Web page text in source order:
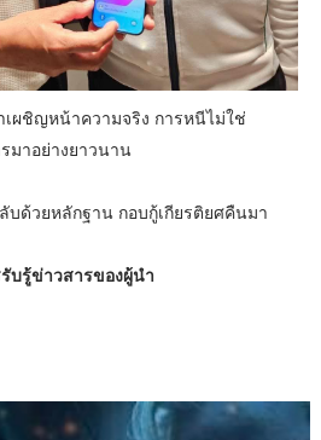
ผชิญหน้าความจริง การหนีไม่ใช่
มาอย่างยาวนาน
บด้วยหลักฐาน กอบกู้เกียรติยศคืนมา
บรู้ข่าวสารของผู้นำ